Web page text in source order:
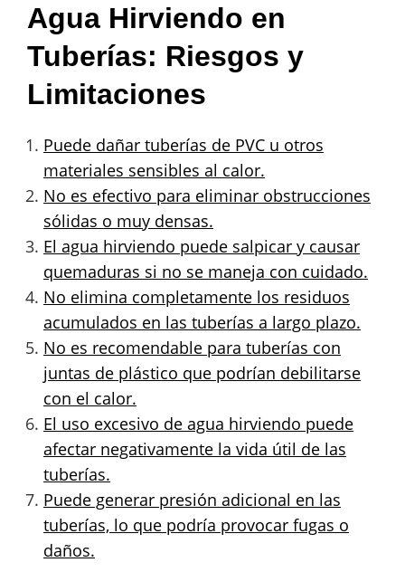
Agua Hirviendo en
Tuberías: Riesgos y
Limitaciones
Puede dañar tuberías de PVC u otros
materiales sensibles al calor.
No es efectivo para eliminar obstrucciones
sólidas o muy densas.
El agua hirviendo puede salpicar y causar
quemaduras si no se maneja con cuidado.
No elimina completamente los residuos
acumulados en las tuberías a largo plazo.
No es recomendable para tuberías con
juntas de plástico que podrían debilitarse
con el calor.
El uso excesivo de agua hirviendo puede
afectar negativamente la vida útil de las
tuberías.
Puede generar presión adicional en las
tuberías, lo que podría provocar fugas o
daños.